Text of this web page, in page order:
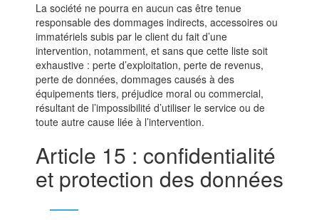
La société ne pourra en aucun cas être tenue
responsable des dommages indirects, accessoires ou
immatériels subis par le client du fait d’une
intervention, notamment, et sans que cette liste soit
exhaustive : perte d’exploitation, perte de revenus,
perte de données, dommages causés à des
équipements tiers, préjudice moral ou commercial,
résultant de l’impossibilité d’utiliser le service ou de
toute autre cause liée à l’intervention.
Article 15 : confidentialité
et protection des données